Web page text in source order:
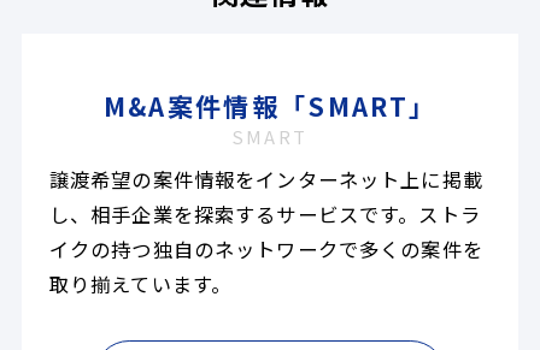
M&A案件情報「SMART」
SMART
譲渡希望の案件情報をインターネット上に掲載
し、相手企業を探索するサービスです。ストラ
イクの持つ独自のネットワークで多くの案件を
取り揃えています。